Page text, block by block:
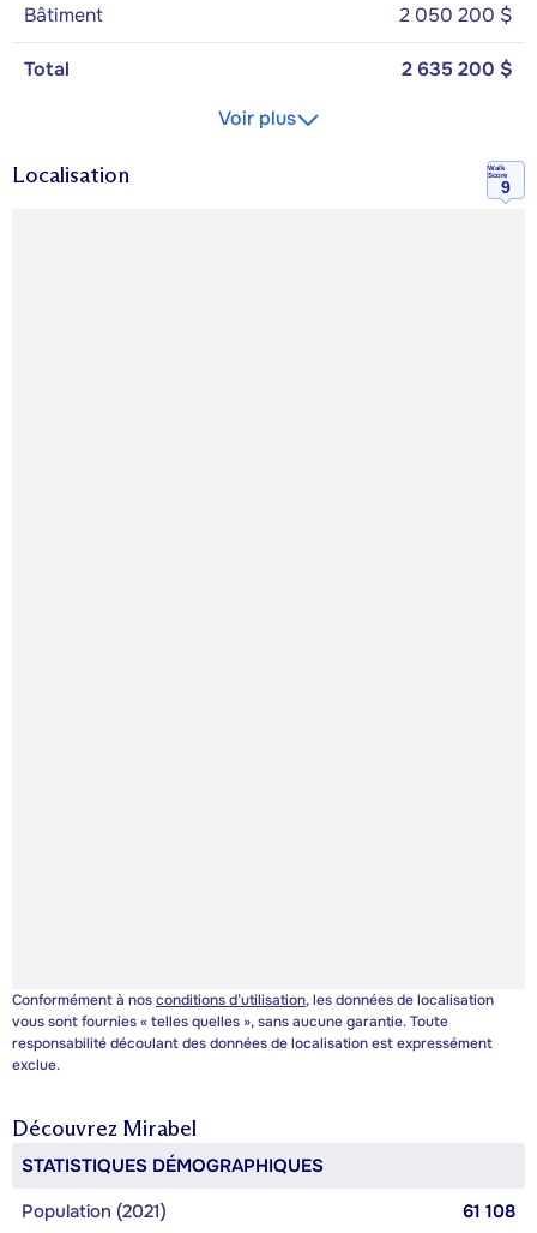
Bâtiment 2 050 200 $
Total
2 635 200 $
Voir plus
Localisation
Walk
Score
9
Conformément à nosconditions d’utilisation, les données de localisation
vous sont fournies « telles quelles », sans aucune garantie. Toute
responsabilité découlant des données de localisation est expressément
exclue.
Découvrez Mirabel
STATISTIQUES DÉMOGRAPHIQUES
Population (2021)
61 108